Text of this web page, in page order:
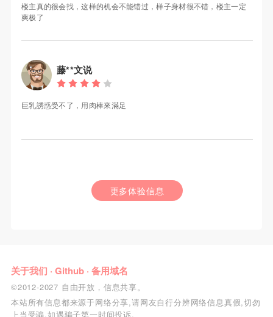
楼主真的很会找，这样的机会不能错过，样子身材很不错，楼主一定
爽极了
藤**文说
巨乳誘惑受不了，用肉棒來滿足
更多体验信息
关于我们 · Github· 备用域名
©2012-2027 自由开放，信息共享。
本站所有信息都来源于网络分享,请网友自行分辨网络信息真假,切勿
上当受骗,如遇骗子第一时间投诉.